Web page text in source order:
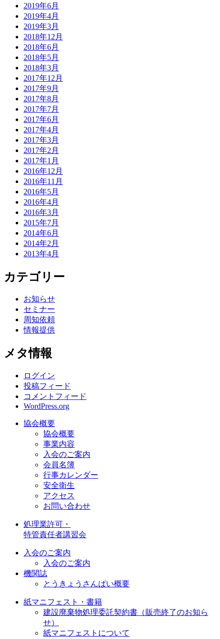
2019年6月
2019年4月
2019年3月
2018年12月
2018年6月
2018年5月
2018年3月
2017年12月
2017年9月
2017年8月
2017年7月
2017年6月
2017年4月
2017年3月
2017年2月
2017年1月
2016年12月
2016年11月
2016年5月
2016年4月
2016年3月
2015年7月
2014年6月
2014年2月
2013年4月
カテゴリー
お知らせ
セミナー
周知依頼
情報提供
メタ情報
ログイン
投稿フィード
コメントフィード
WordPress.org
協会概要
協会概要
事業内容
入会のご案内
会員名簿
行事カレンダー
安全衛生
アクセス
お問い合わせ
処理業許可・
特管責任者講習会
入会のご案内
入会のご案内
機関誌
とうきょうさんぱい概要
紙マニフェスト・書籍
建設廃棄物処理委託契約書（販売終了のお知ら
せ）
紙マニフェストについて